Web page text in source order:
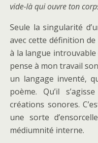
vide-là qui ouvre ton
Seule la singularité
avec cette définition
à la langue
pense à mon travail
un langage inventé,
poème. Qu’il
créations sonores.
une sorte
médiumnité interne.